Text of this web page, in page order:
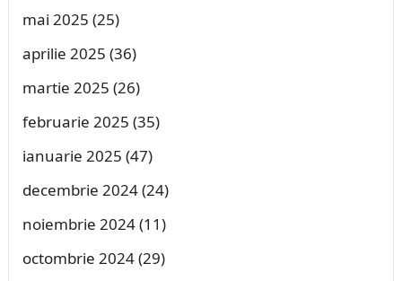
mai 2025 (25)
aprilie 2025 (36)
martie 2025 (26)
februarie 2025 (35)
ianuarie 2025 (47)
decembrie 2024(24)
noiembrie 2024(11)
octombrie 2024(29)